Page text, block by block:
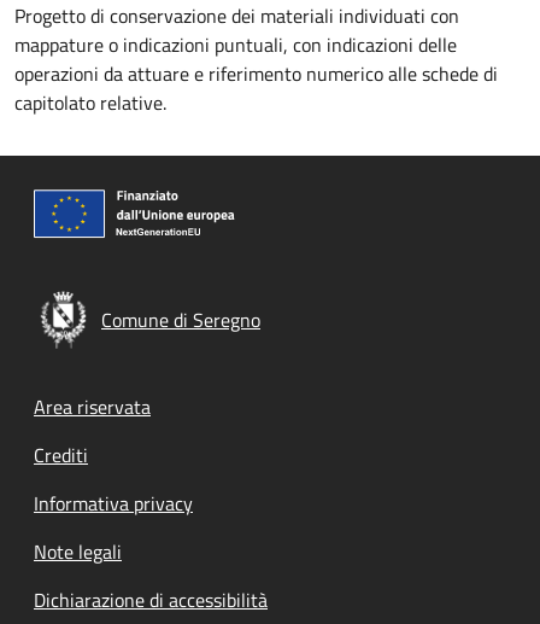
Progetto di conservazione dei materiali individuati con
mappature o indicazioni puntuali, con indicazioni delle
operazioni da attuare e riferimento numerico alle schede di
capitolato relative.
Comune di Seregno
Footer menu
Area riservata
Crediti
Informativa privacy
Note legali
Dichiarazione di accessibilità